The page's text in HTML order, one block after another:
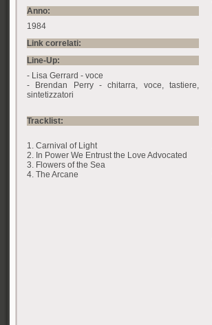
Anno:
1984
Link correlati:
Line-Up:
- Lisa Gerrard - voce
- Brendan Perry - chitarra, voce, tastiere,
sintetizzatori
Tracklist:
1. Carnival of Light
2. In Power We Entrust the Love Advocated
3. Flowers of the Sea
4. The Arcane